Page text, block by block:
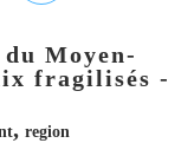
Moyen-
fragilisés -
, region